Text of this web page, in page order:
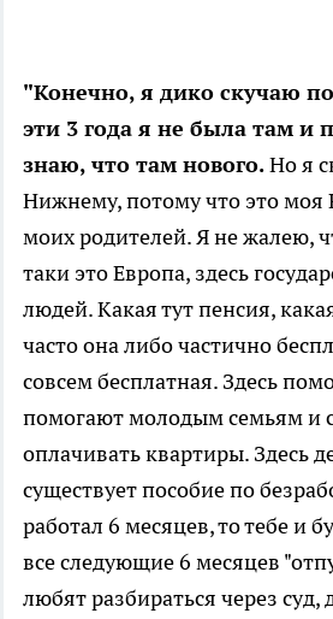
"Конечно, я дико скучаю
эти 3 года я не была там и
знаю, что там нового.Но я
Нижнему, потому что это моя
моих родителей. Я не жалею,
таки это Европа, здесь
людей. Какая тут пенсия,
часто она либо частично
совсем бесплатная. Здесь
помогают молодым семьям и
оплачивать квартиры. Здесь
существует пособие по
работал 6 месяцев, то тебе и
все следующие 6 месяцев
любят разбираться через суд,